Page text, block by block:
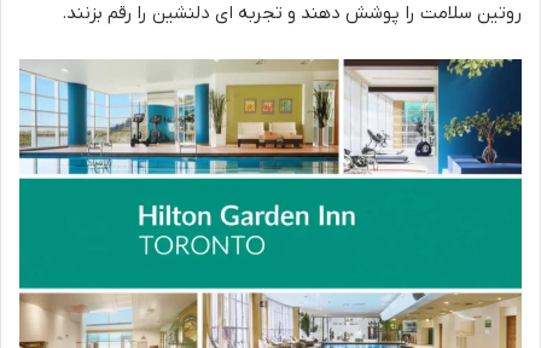
روتین سلامت را پوشش دهند و تجربه ای دلنشین را رقم بزنند.